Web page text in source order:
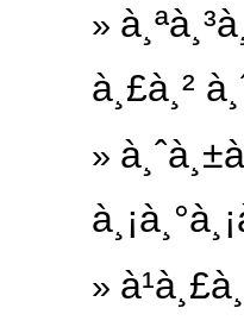
»
à¸£à¸²
»
»